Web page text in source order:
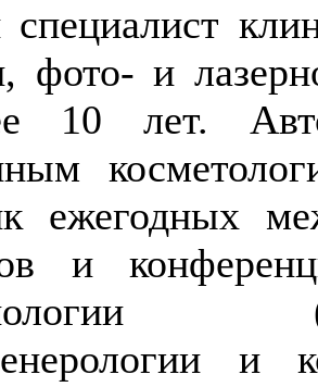
фото- и
10 лет.
ежегодных
и
и